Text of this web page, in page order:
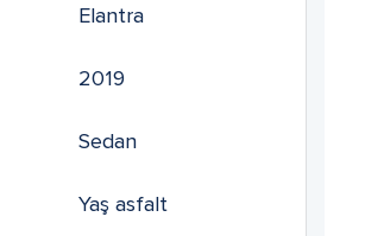
Elantra
2019
Sedan
Yaş asfalt